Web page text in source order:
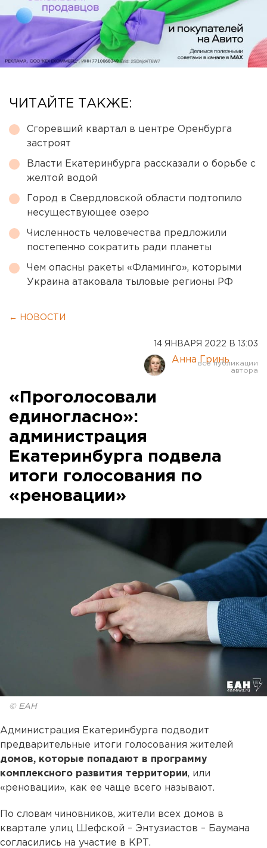
ЧИТАЙТЕ ТАКЖЕ:
Сгоревший квартал в центре Оренбурга
застроят
Власти Екатеринбурга рассказали о борьбе с
желтой водой
Город в Свердловской области подтопило
несуществующее озеро
Численность человечества предложили
постепенно сократить ради планеты
Чем опасны ракеты «Фламинго», которыми
Украина атаковала тыловые регионы РФ
← НОВОСТИ
14 ЯНВАРЯ 2022 В 13:03
Анна Гринь
«Проголосовали
единогласно»:
администрация
Екатеринбурга подвела
итоги голосования по
«реновации»
© ЕАН
Администрация Екатеринбурга подводит
предварительные итоги голосования жителей
домов, которые попадают в программу
комплексного развития территории, или
«реновации», как ее чаще всего называют.
По словам чиновников, жители всех домов в
квартале улиц Шефской – Энтузиастов – Баумана
согласились на участие в КРТ.